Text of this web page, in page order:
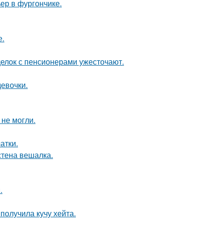
в фургончике.
с пенсионерами ужесточают.
могли.
вешалка.
кучу хейта.